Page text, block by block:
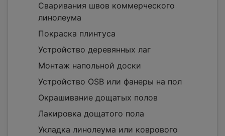
Сваривания швов коммерческого
линолеума
Покраска плинтуса
Устройство деревянных лаг
Монтаж напольной доски
Устройство OSB или фанеры на пол
Окрашивание дощатых полов
Лакировка дощатого пола
Укладка линолеума или коврового